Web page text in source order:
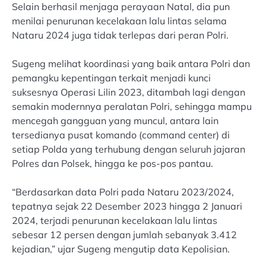
Selain berhasil menjaga perayaan Natal, dia pun
menilai penurunan kecelakaan lalu lintas selama
Nataru 2024 juga tidak terlepas dari peran Polri.
Sugeng melihat koordinasi yang baik antara Polri dan
pemangku kepentingan terkait menjadi kunci
suksesnya Operasi Lilin 2023, ditambah lagi dengan
semakin modernnya peralatan Polri, sehingga mampu
mencegah gangguan yang muncul, antara lain
tersedianya pusat komando (command center) di
setiap Polda yang terhubung dengan seluruh jajaran
Polres dan Polsek, hingga ke pos-pos pantau.
“Berdasarkan data Polri pada Nataru 2023/2024,
tepatnya sejak 22 Desember 2023 hingga 2 Januari
2024, terjadi penurunan kecelakaan lalu lintas
sebesar 12 persen dengan jumlah sebanyak 3.412
kejadian,” ujar Sugeng mengutip data Kepolisian.